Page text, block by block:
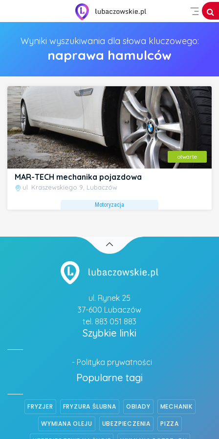
Wyniki wyszukiwania dla słowa kluczowego:
naprawa hamulców
otwarte
MAR-TECH mechanika pojazdowa
ul. Kraszewskiego 9, Lubaczów
Motoryzacja
ul. Rynek 25
37-600 Lubaczów
tel. 883 051 883
Szybkie linki
- Polityka prywatności
Popularne tagi
FRYZJER FRYZURA ŚLUBNA OBIADY MECHANIK
WYMIANA OLEJU UBEZPIECZENIA PIZZA